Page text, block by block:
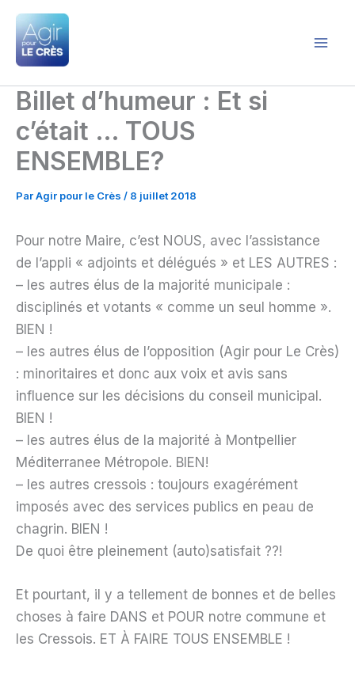
Aller
contenu
Billet d’humeur : Et si
c’était … TOUS
ENSEMBLE?
ParAgir pour le Crès / 8 juillet 2018
Pour notre Maire, c’est NOUS, avec l’assistance
de l’appli « adjoints et délégués » et LES AUTRES :
– les autres élus de la majorité municipale :
disciplinés et votants « comme un seul homme ».
BIEN !
– les autres élus de l’opposition (Agir pour Le Crès)
: minoritaires et donc aux voix et avis sans
influence sur les décisions du conseil municipal.
BIEN !
– les autres élus de la majorité à Montpellier
Méditerranee Métropole. BIEN!
– les autres cressois : toujours exagérément
imposés avec des services publics en peau de
chagrin. BIEN !
De quoi être pleinement (auto)satisfait ??!
Et pourtant, il y a tellement de bonnes et de belles
choses à faire DANS et POUR notre commune et
les Cressois. ET À FAIRE TOUS ENSEMBLE !